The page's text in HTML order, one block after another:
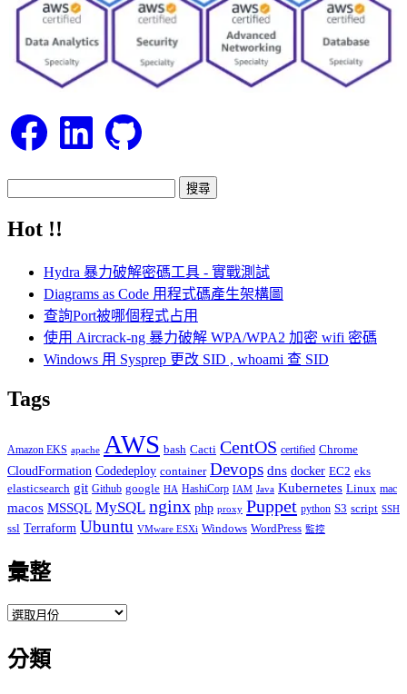
FacebookLinkedIn GitHub
關
Hot !!
Hydra 暴力破解密碼工具 - 實戰測試
Diagrams as Code 用程式碼產生架構圖
查詢Port被哪個程式占用
使用 Aircrack-ng 暴力破解 WPA/WPA2 加密 wifi 密碼
Windows 用 Sysprep 更改 SID , whoami 查 SID
Tags
Amazon EKS apache AWS bash Cacti CentOS certified Chrome
CloudFormation Codedeploy container Devops dns docker EC2 eks
elasticsearch git Github google HA HashiCorp IAM Java Kubernetes Linux mac
macos MSSQL MySQL nginx php proxy Puppet python S3 script SSH
ssl Terraform Ubuntu VMware ESXi Windows WordPress 監控
彙整
彙
分類